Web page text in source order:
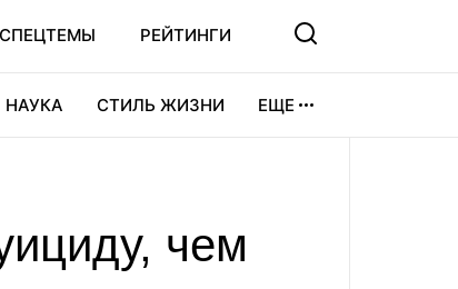
СПЕЦТЕМЫ РЕЙТИНГИ
НАУКА СТИЛЬ ЖИЗНИ ЕЩЕ
чем